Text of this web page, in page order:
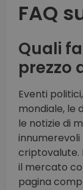
FAQ
Quali
prezzo
Eventi
mondiale, le
le notizie di
innumerevoli
criptovalute.
il mercato
pagina